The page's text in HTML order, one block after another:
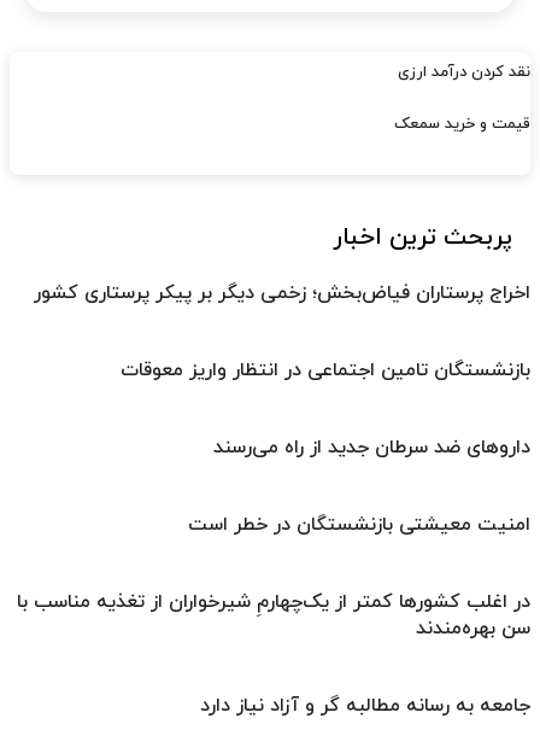
نقد کردن درآمد ارزی
قیمت و خرید سمعک
پربحث ترین اخبار
اخراج پرستاران فیاض‌بخش؛ زخمی دیگر بر پیکر پرستاری کشور
بازنشستگان تامین اجتماعی در انتظار واریز معوقات
داروهای ضد سرطان جدید از راه می‌رسند
امنیت معیشتی بازنشستگان در خطر است
در اغلب کشورها کمتر از یک‌چهارمِ شیرخواران از تغذیه مناسب با
سن بهره‌مندند
جامعه به رسانه مطالبه گر و آزاد نیاز دارد